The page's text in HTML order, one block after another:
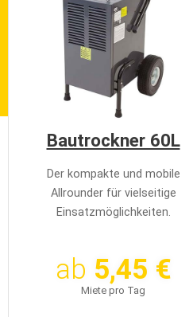
Bautrockner 60L
Der kompakte und mobile
Allrounder für vielseitige
Einsatzmöglichkeiten.
ab 5,45 €
Miete pro Tag